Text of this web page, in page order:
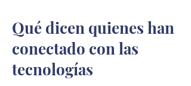
Qué dicen quienes han
conectado con las
tecnologías